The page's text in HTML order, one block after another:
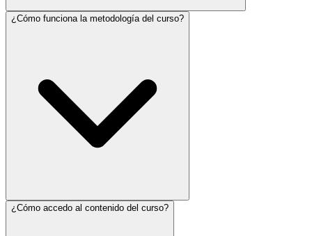
¿Cómo funciona la metodología del curso?
¿Cómo accedo al contenido del curso?